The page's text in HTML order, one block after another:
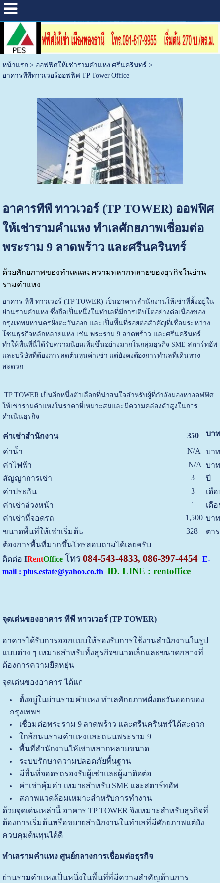
หน้าแรก> ออฟฟิศให้เช่ารามคำแหง ศรีนครินทร์ >
อาคารทีพีทาวเวอร์ออฟฟิศ TP Tower Office
อาคารทีพี ทาวเวอร์ (TP TOWER) ออฟฟิศ
ให้เช่ารามคำแหง ทำเลศักยภาพเชื่อมต่อ
พระราม 9 ลาดพร้าว และศรีนครินทร์
ด้วยศักยภาพของทำเลและความหลากหลายของธุรกิจในย่าน
รามคำแหง
อาคาร ทีพี ทาวเวอร์ (TP TOWER) เป็นอาคารสำนักงานให้เช่าที่ตั้งอยู่ใน
ย่านรามคำแหง ซึ่งถือเป็นหนึ่งในทำเลที่มีการเติบโตอย่างต่อเนื่องของ
กรุงเทพมหานครฝั่งตะวันออก และเป็นพื้นที่รอยต่อสำคัญที่เชื่อมระหว่าง
โซนธุรกิจหลักหลายแห่ง เช่น พระราม 9 ลาดพร้าว และศรีนครินทร์
ทำให้พื้นที่นี้ได้รับความนิยมเพิ่มขึ้นอย่างมากในกลุ่มธุรกิจ SME สตาร์ทอัพ
และบริษัทที่ต้องการลดต้นทุนค่าเช่า แต่ยังคงต้องการทำเลที่เดินทาง
สะดวก
TP TOWER เป็นอีกหนึ่งตัวเลือกที่น่าสนใจสำหรับผู้ที่กำลังมองหาออฟฟิศ
ให้เช่ารามคำแหงในราคาที่เหมาะสมและมีความคล่องตัวสูงในการ
ดำเนินธุรกิจ
ค่าเช่าสำนักงาน 350 บา
ค่าน้ำ N/A
บา
ค่าไฟฟ้า
N/A บา
สัญญาการเช่า
3
ปี
ค่าประกัน
3
เดื
ค่าเช่าล่วงหน้า
1
เดื
ค่าเช่าที่จอดรถ
1,500 บา
ขนาดพื้นที่ให้เช่าเริ่มต้น
328
ตา
ต้องการพื้นที่มากขึ้นโทรสอบถามได้เลยครับ
ติตต่อ IRentOffice โทร084-543-4833, 086-397-4454 E-
mail : plus.estate@yahoo.co.th ID. LINE : rentoffice
จุดเด่นของอาคาร ทีพี ทาวเวอร์ (TP TOWER)
อาคารได้รับการออกแบบให้รองรับการใช้งานสำนักงานในรูป
แบบต่าง ๆ เหมาะสำหรับทั้งธุรกิจขนาดเล็กและขนาดกลางที่
ต้องการความยืดหยุ่น
จุดเด่นของอาคาร ได้แก่
ตั้งอยู่ในย่านรามคำแหง ทำเลศักยภาพฝั่งตะวันออกของ
กรุงเทพฯ
เชื่อมต่อพระราม 9 ลาดพร้าว และศรีนครินทร์ได้สะดวก
ใกล้ถนนรามคำแหงและถนนพระราม 9
พื้นที่สำนักงานให้เช่าหลากหลายขนาด
ระบบรักษาความปลอดภัยพื้นฐาน
มีพื้นที่จอดรถรองรับผู้เช่าและผู้มาติดต่อ
ค่าเช่าคุ้มค่า เหมาะสำหรับ SME และสตาร์ทอัพ
สภาพแวดล้อมเหมาะสำหรับการทำงาน
ด้วยจุดเด่นเหล่านี้ อาคาร TP TOWER จึงเหมาะสำหรับธุรกิจที่
ต้องการเริ่มต้นหรือขยายสำนักงานในทำเลที่มีศักยภาพแต่ยัง
ควบคุมต้นทุนได้ดี
ทำเลรามคำแหง ศูนย์กลางการเชื่อมต่อธุรกิจ
ย่านรามคำแหงเป็นหนึ่งในพื้นที่ที่มีความสำคัญด้านการ